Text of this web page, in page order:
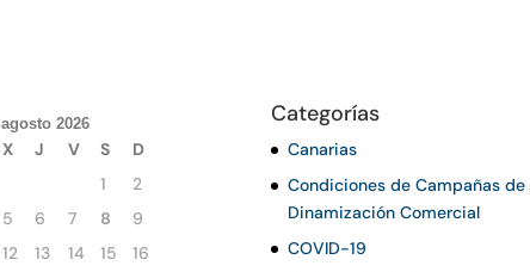
agosto 2026
X J V S
D
1
2
5 6 7 8
9
12 13 14 15
16
Categorías
Canarias
Condiciones de Campañas de
Dinamización Comercial
COVID-19